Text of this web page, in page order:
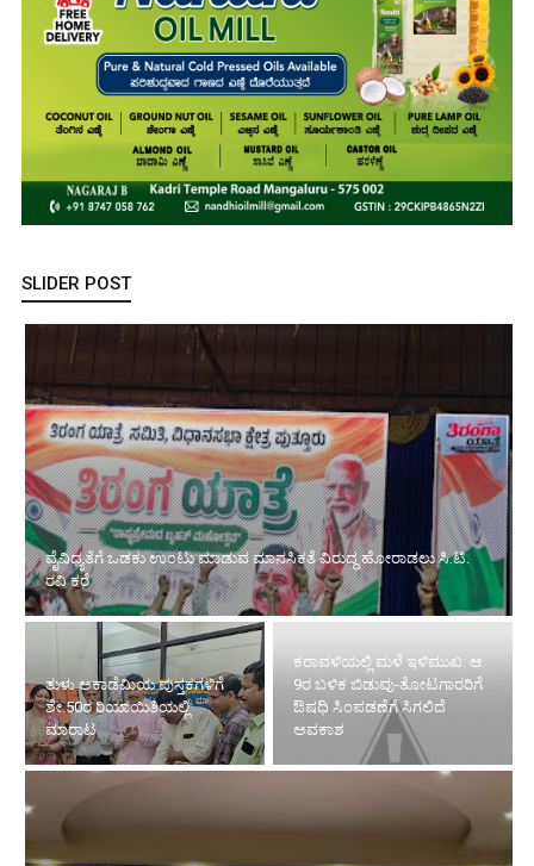
SLIDER POST
ತುಳು ಅಕಾಡೆಮಿಯ ಪುಸ್ತಕಗಳಿಗೆ ಶೇ.50ರ ರಿಯಾಯಿತಿಯಲ್ಲಿ ಮಾರಾಟ
ಕರಾವಳಿಯಲ್ಲಿ ಮಳೆ ಇಳಿಮುಖ: ಆ.
9ರ ಬಳಿಕ ಬಿಡುವು-ತೋಟಗಾರರಿಗೆ
ಔಷಧಿ ಸಿಂಪಡಣೆಗೆ ಸಿಗಲಿದೆ
ಅವಕಾಶ
ಸಂತ ಪರಂಪರೆಗೆ ಚರಿತ್ರೆಯಲ್ಲಿ
ಅತ್ಯಂತ ಮಹತ್ವದ ಸ್ಥಾನ: ಭಾಸ್ಕರ್
ರಾವ್ ಕುಕ್ಕುವಳ್ಳಿ
ಮುದರಂಗಡಿ ಗ್ರಾ.ಪಂ ಮಾಜಿ ಅಧ್ಯಕ್ಷ, ಉದ್ಯಮಿ ಪ್ರಿನ್ಸ್ ಪಾಯಿಂಟ್ ಡೇವಿಡ್